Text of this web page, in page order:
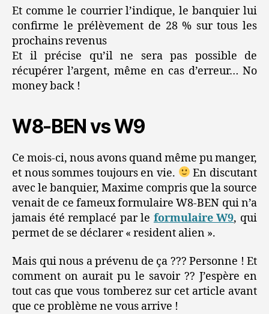
Et comme le courrier l’indique, le banquier lui
confirme le prélèvement de 28 % sur tous les
prochains revenus
Et il précise qu’il ne sera pas possible de
récupérer l’argent, même en cas d’erreur… No
money back !
W8-BEN vs W9
Ce mois-ci, nous avons quand même pu manger,
et nous sommes toujours en vie.
En discutant
avec le banquier, Maxime compris que la source
venait de ce fameux formulaire W8-BEN qui n’a
jamais été remplacé par le formulaire W9, qui
permet de se déclarer « resident alien ».
Mais qui nous a prévenu de ça ??? Personne ! Et
comment on aurait pu le savoir ?? J’espère en
tout cas que vous tomberez sur cet article avant
que ce problème ne vous arrive !